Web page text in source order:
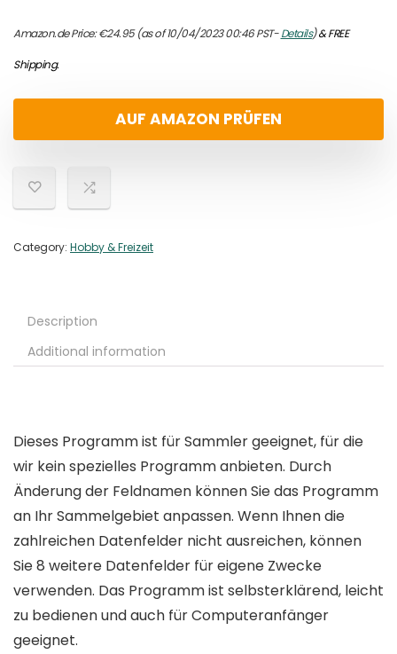
Amazon.de Price:€24.95(as of 10/04/2023 00:46 PST-Details)&FREE
Shipping.
AUF AMAZON PRÜFEN
Category: Hobby & Freizeit
Description
Additional information
Dieses Programm ist für Sammler geeignet, für die
wir kein spezielles Programm anbieten. Durch
Änderung der Feldnamen können Sie das Programm
an Ihr Sammelgebiet anpassen. Wenn Ihnen die
zahlreichen Datenfelder nicht ausreichen, können
Sie 8 weitere Datenfelder für eigene Zwecke
verwenden. Das Programm ist selbsterklärend, leicht
zu bedienen und auch für Computeranfänger
geeignet.